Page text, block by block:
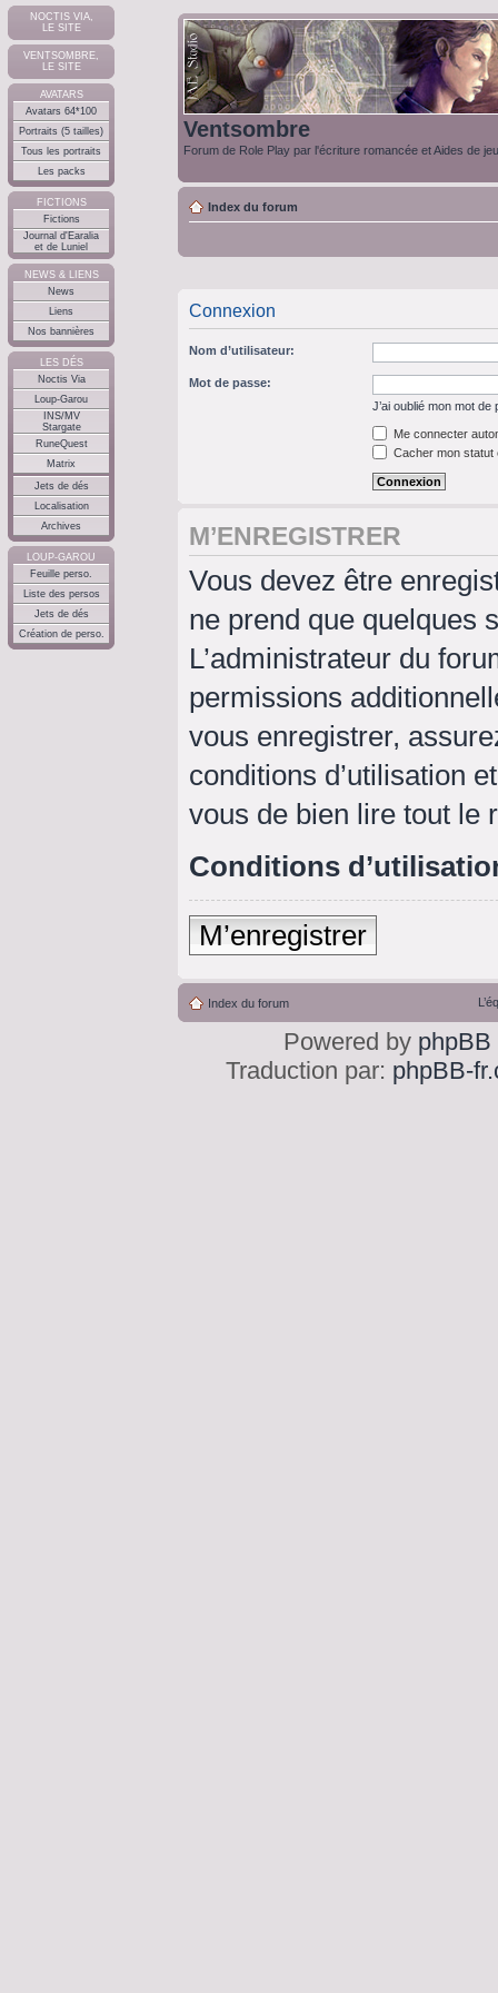
NOCTIS VIA,
LE SITE
VENTSOMBRE,
LE SITE
AVATARS
Avatars 64*100
Portraits (5 tailles)
Tous les portraits
Les packs
FICTIONS
Fictions
Journal d'Earalia
et de Luniel
NEWS & LIENS
News
Liens
Nos bannières
LES DÉS
Noctis Via
Loup-Garou
INS/MV
Stargate
RuneQuest
Matrix
Jets de dés
Localisation
Archives
LOUP-GAROU
Feuille perso.
Liste des persos
Jets de dés
Création de perso.
Ventsombre
Forum de Role Play par l'écriture romancée et Aides de
Index du forum
Connexion
Nom d’utilisateur:
Mot de passe:
J’ai oublié mon mot de
Me connecter
Cacher mon statut
M’ENREGISTRER
Vous devez être
ne prend que quelques
L’administrateur du
permissions
vous enregistrer,
conditions d’utilisation
vous de bien lire tout le
Conditions
M’enregistrer
Index du forum
Powered by phpBB
Traduction par: phpBB-